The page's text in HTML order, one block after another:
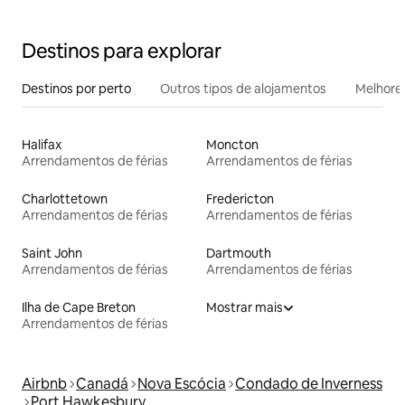
Destinos para explorar
Destinos por perto Outros tipos de alojamentos
Halifax
Arrendamentos de férias
Moncton
Arrendamentos de férias
Charlottetown
Arrendamentos de férias
Fredericton
Arrendamentos de férias
Saint John
Arrendamentos de férias
Dartmouth
Arrendamentos de férias
Ilha de Cape Breton
Arrendamentos de férias
Mostrar mais
Airbnb Canadá Nova Escócia Condado de Inverness